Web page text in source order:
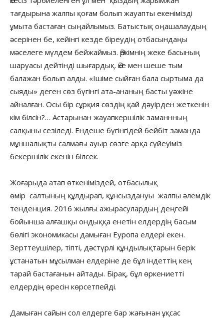
тағдырына жалпы қоғам болып жауапты екенімізді
ұмыта бастаған сыңайлымыз. Батыстық оңашалаудың
әсерінен бе, кейінгі кезде біреудің отбасындаңы
мәселеге мүлдем бейжаймыз. Әркімнің жеке басының
шаруасы дейтінді шығардық. Әке мен шеше тым
балажан болып алды. «Ішіме сыйған бала сыртыма да
сыяды» деген сөз бүгінгі ата-ананың басты уәжіне
айналған. Осы бір сұрқия сөздің қай дәуірден жеткенін
кім білсін?… Астарынан жауапкершілік заманнның
салқыны сезіледі. Ендеше бүгінгідей бейбіт заманда
мұншалықты салмағы ауыр сөзге арқа сүйеуіміз
бекершілік екенін білсек.
Жоғарыда атап өткеніміздей, отбасылық
өмір салтының құлдырап, құнсыздануы жалпы әлемдік
тенденция. 2016 жылғы ажырасулардың деңгейі
бойынша алғашқы ондыққа енетін елдердің басым
бөлігі экономикасы дамыған Еуропа елдері екен.
Зерттеушілер, тіпті, дәстүрлі құндылықтарын берік
ұстанатын мұсылман елдеріне де бұл індеттің кең
тарай бастағанын айтады. Бірақ, бұл өркениетті
елдердің өресін көрсетпейді.
Дамыған сайын сол елдерге бар жағынан ұқсас